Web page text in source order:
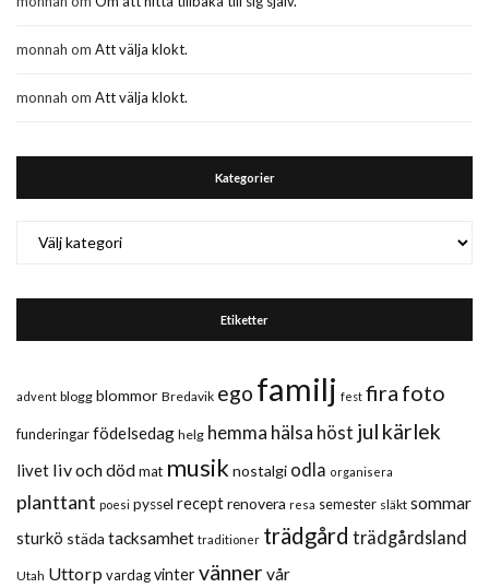
monnah om Att välja klokt.
monnah om Att välja klokt.
Kategorier
Etiketter
advent blogg blommor Bredavik ego familj fest fira foto
funderingarfödelsedag helg hemma hälsa höst jul kärlek
livet liv och dödmat musik nostalgi odla organisera
planttant poesi pyssel receptrenovera resa semester släkt sommar
sturkö städa tacksamhet traditioner trädgård trädgårdsland
Utah Uttorp vardagvintervänner vår